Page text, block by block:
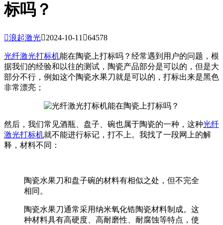
标吗？
浪起激光2024-10-11 64578
光纤激光打标机能在陶瓷上打标吗？经常遇到用户的问题，根
据我们的经验和以往的测试，陶瓷产品部分是可以的，但是大
部分不行，例如这个陶瓷水果刀就是可以的，打标出来是黑色
非常漂亮；
然后，我们常见酒瓶、盘子、碗也属于陶瓷的一种，这种光纤
激光打标机就不能进行标记，打不上。我找了一段网上的解
释，材料不同：
陶瓷水果刀和盘子碗的材料有相似之处，但不完全
相同。
陶瓷水果刀通常采用纳米氧化锆陶瓷材料制成。这
种材料具有高硬度、高耐磨性、耐腐蚀等特点，使